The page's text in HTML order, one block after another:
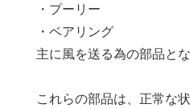
・プーリー
・ベアリング
主に風を送る為の部品とな
これらの部品は、正常な